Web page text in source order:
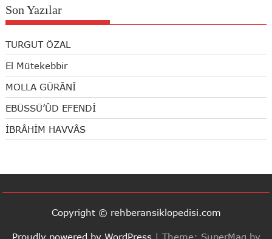
Son Yazılar
TURGUT ÖZAL
El Mütekebbir
MOLLA GÜRÂNÎ
EBÜSSÜ’ÛD EFENDİ
İBRÂHİM HAVVÂS
Copyright © rehberansiklopedisi.com
Proudly powered by WordPress | Theme: SuperMag by